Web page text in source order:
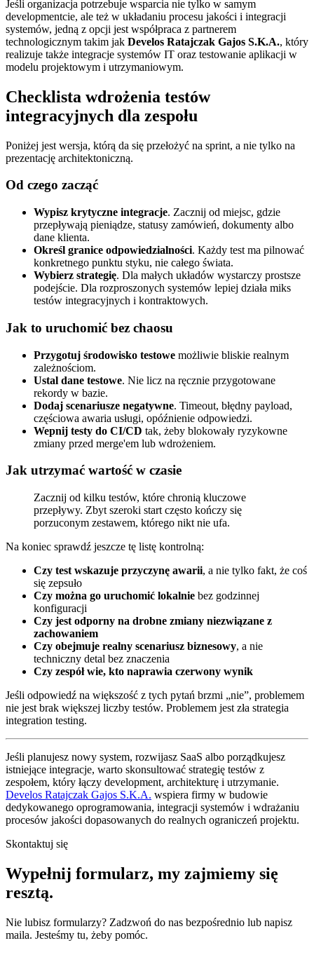
Jeśli organizacja potrzebuje wsparcia nie tylko w samym
developmentcie, ale też w układaniu procesu jakości i integracji
systemów, jedną z opcji jest współpraca z partnerem
technologicznym takim jak Develos Ratajczak Gajos S.K.A., który
realizuje także integracje systemów IT oraz testowanie aplikacji w
modelu projektowym i utrzymaniowym.
Checklista wdrożenia testów
integracyjnych dla zespołu
Poniżej jest wersja, którą da się przełożyć na sprint, a nie tylko na
prezentację architektoniczną.
Od czego zacząć
Wypisz krytyczne integracje. Zacznij od miejsc, gdzie
przepływają pieniądze, statusy zamówień, dokumenty albo
dane klienta.
Określ granice odpowiedzialności. Każdy test ma pilnować
konkretnego punktu styku, nie całego świata.
Wybierz strategię. Dla małych układów wystarczy prostsze
podejście. Dla rozproszonych systemów lepiej działa miks
testów integracyjnych i kontraktowych.
Jak to uruchomić bez chaosu
Przygotuj środowisko testowe możliwie bliskie realnym
zależnościom.
Ustal dane testowe. Nie licz na ręcznie przygotowane
rekordy w bazie.
Dodaj scenariusze negatywne. Timeout, błędny payload,
częściowa awaria usługi, opóźnienie odpowiedzi.
Wepnij testy do CI/CD tak, żeby blokowały ryzykowne
zmiany przed merge'em lub wdrożeniem.
Jak utrzymać wartość w czasie
Zacznij od kilku testów, które chronią kluczowe
przepływy. Zbyt szeroki start często kończy się
porzuconym zestawem, którego nikt nie ufa.
Na koniec sprawdź jeszcze tę listę kontrolną:
Czy test wskazuje przyczynę awarii, a nie tylko fakt, że coś
się zepsuło
Czy można go uruchomić lokalnie bez godzinnej
konfiguracji
Czy jest odporny na drobne zmiany niezwiązane z
zachowaniem
Czy obejmuje realny scenariusz biznesowy, a nie
techniczny detal bez znaczenia
Czy zespół wie, kto naprawia czerwony wynik
Jeśli odpowiedź na większość z tych pytań brzmi „nie”, problemem
nie jest brak większej liczby testów. Problemem jest zła strategia
integration testing.
Jeśli planujesz nowy system, rozwijasz SaaS albo porządkujesz
istniejące integracje, warto skonsultować strategię testów z
zespołem, który łączy development, architekturę i utrzymanie.
Develos Ratajczak Gajos S.K.A. wspiera firmy w budowie
dedykowanego oprogramowania, integracji systemów i wdrażaniu
procesów jakości dopasowanych do realnych ograniczeń projektu.
Skontaktuj się
Wypełnij formularz, my zajmiemy się
resztą.
Nie lubisz formularzy? Zadzwoń do nas bezpośrednio lub napisz
maila. Jesteśmy tu, żeby pomóc.